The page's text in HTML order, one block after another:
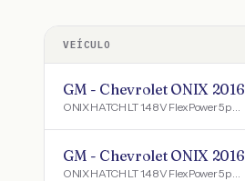
VEÍCULO
GM - Chevrolet ONIX 2016
ONIX HATCH LT 1.4 8V FlexPower 5p Aut.
GM - Chevrolet ONIX 2016
ONIX HATCH LT 1.4 8V FlexPower 5p Aut.